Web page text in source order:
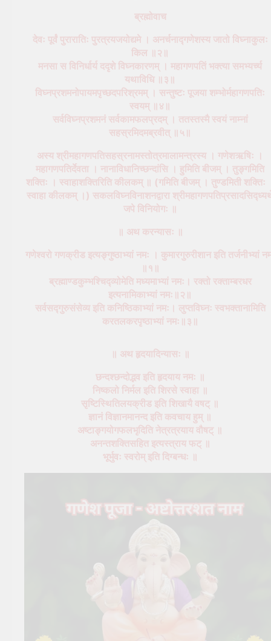
ब्रह्मोवाच
देवः पूर्वं पुरारातिः पुरत्रयजयोद्यमे । अनर्चनाद्गणेशस्य जातो विघ्नाकुलः
किल ॥२॥
मनसा स विनिर्धार्य ददृशे विघ्नकारणम् । महागणपतिं भक्त्या समभ्यर्च्य
यथाविधि ॥३॥
विघ्नप्रशमनोपायमपृच्छदपरिश्रमम् । सन्तुष्टः पूजया शम्भोर्महागणपतिः
स्वयम् ॥४॥
सर्वविघ्नप्रशमनं सर्वकामफलप्रदम् । ततस्तस्मै स्वयं नाम्नां
सहस्रमिदमब्रवीत् ॥५॥
अस्य श्रीमहागणपतिसहस्रनामस्तोत्रमालामन्त्रस्य । गणेशऋषिः ।
महागणपतिर्देवता । नानाविधानिच्छन्दांसि । हुमिति बीजम् । तुङ्गमिति
शक्तिः । स्वाहाशक्तिरिति कीलकम् ॥ (गमिति बीजम् । तुण्डमिती शक्तिः
स्वाहा कीलकम् ।) सकलविघ्नविनाशनद्वारा
जपे विनियोगः ॥
॥ अथ करन्यासः ॥
गणेश्वरो गणक्रीड इत्यङ्गुष्ठाभ्यां नमः । कुमारगुरुरीशान इति तर्जनीभ्यां
॥१॥
ब्रह्माण्डकुम्भश्चिद्व्योमेति मध्यमाभ्यां नमः। रक्तो रक्ताम्बरधर
इत्यनामिकाभ्यां नमः॥२॥
सर्वसद्गुरुसंसेव्य इति कनिष्ठिकाभ्यां नमः। लुप्तविघ्नः स्वभक्तानामिति
करतलकरपृष्ठाभ्यां नमः॥३॥
॥ अथ हृदयादिन्यासः ॥
छन्दश्छन्दोद्भव इति हृदयाय नमः ॥
निष्कलो निर्मल इति शिरसे स्वाहा ॥
सृष्टिस्थितिलयक्रीड इति शिखायै वषट् ॥
ज्ञानं विज्ञानमानन्द इति कवचाय हुम् ॥
अष्टाङ्गयोगफलभृदिति नेत्रत्रयाय वौषट् ॥
अनन्तशक्तिसहित इत्यस्त्राय फट् ॥
भूर्भुवः स्वरोम् इति दिग्बन्धः ॥